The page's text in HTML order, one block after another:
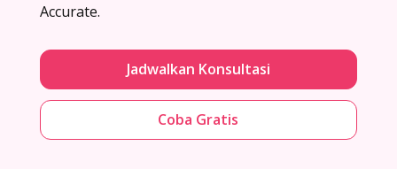
Accurate.
Jadwalkan Konsultasi
Coba Gratis